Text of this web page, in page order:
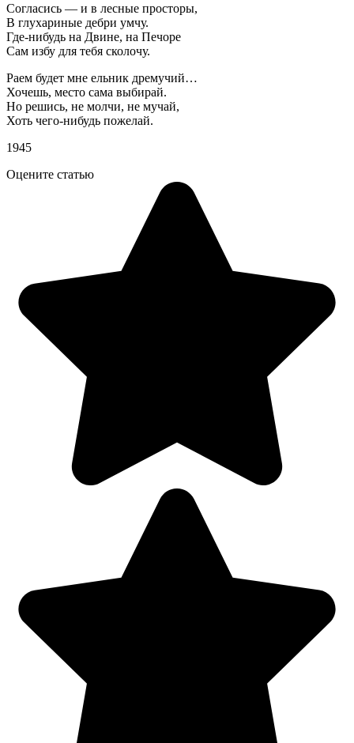
Согласись — и в лесные просторы,
В глухариные дебри умчу.
Где-нибудь на Двине, на Печоре
Сам избу для тебя сколочу.
Раем будет мне ельник дремучий…
Хочешь, место сама выбирай.
Но решись, не молчи, не мучай,
Хоть чего-нибудь пожелай.
1945
Оцените статью